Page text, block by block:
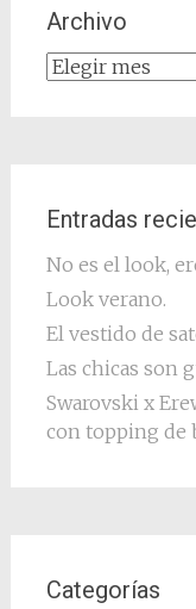
Archivo
Archivo
Entradas
No es el look,
Look verano.
El vestido de
Las chicas son
Swarovski x
con topping de
Categorías